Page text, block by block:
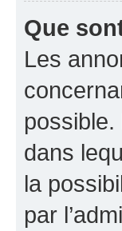
Que
Les
dans
la
par